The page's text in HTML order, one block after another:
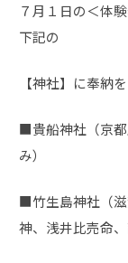
７月１日の＜体
下記の
【神社】に奉納
■貴船神社（京
み）
■竹生島神社（
神、浅井比売命